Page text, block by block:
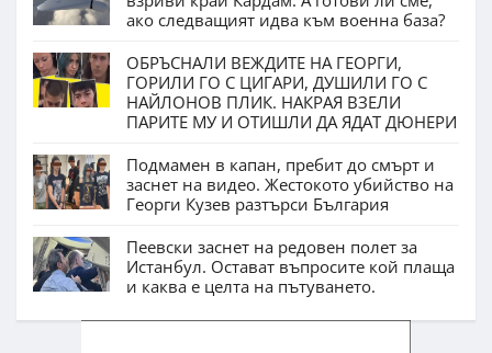
ако следващият идва към военна база?
ОБРЪСНАЛИ ВЕЖДИТЕ НА ГЕОРГИ,
ГОРИЛИ ГО С ЦИГАРИ, ДУШИЛИ ГО С
НАЙЛОНОВ ПЛИК. НАКРАЯ ВЗЕЛИ
ПАРИТЕ МУ И ОТИШЛИ ДА ЯДАТ ДЮНЕРИ
Подмамен в капан, пребит до смърт и
заснет на видео. Жестокото убийство на
Георги Кузев разтърси България
Пеевски заснет на редовен полет за
Истанбул. Остават въпросите кой плаща
и каква е целта на пътуването.